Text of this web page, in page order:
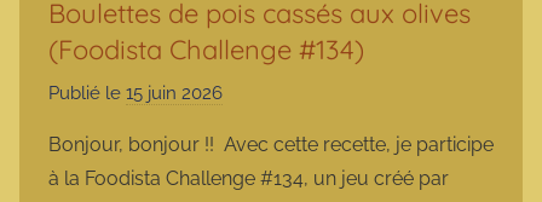
Boulettes de pois cassés aux olives
(Foodista Challenge #134)
Publié le 15 juin 2026
r
m
Bonjour, bonjour !! Avec cette recette, je participe
à la Foodista Challenge #134, un jeu créé par